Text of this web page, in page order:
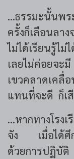
...ธรรมะนั้นพ
ครั้งก็เลือนลา
ไม่ได้เรียนรู้ไ
เลยไม่ค่อยจ
เขวคลาดเค
แทนที่จะดี ก็เ
...หากทางโรง
จัง เมื่อได้ศึก
ด้วยการปฏิบัติ